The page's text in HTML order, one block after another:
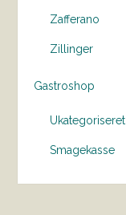
Zafferano
Zillinger
Gastroshop
Ukategoriseret
Smagekasse